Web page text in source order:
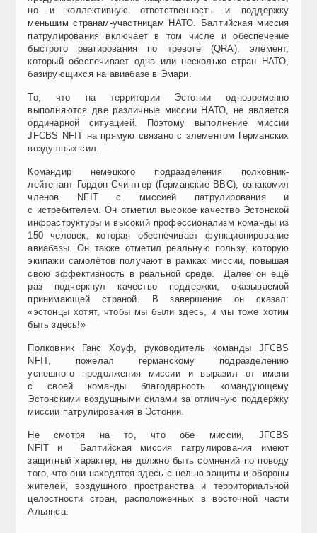
но и коллективную ответственность и поддержку
меньшим странам-участницам НАТО.
Балтийская миссия
патрулирования включает в том числе иобеспечение
быстрого реагирования по тревоге (QRA), элемент,
который обеспечивает одна или несколько стран НАТО,
базирующихся на авиабазе в Эмари.
То, что на территории Эстонии одновременно
выполняются две различные миссии НАТО, не является
ординарной ситуацией.
Поэтому выполнение миссии
JFCBS NFIT на прямую связано с элементом Германских
воздушных сил.
Командир немецкого подразделения полковник-
лейтенант Гордон Счинтгер (Германские ВВС), ознакомил
членов NFIT с миссией патрулирования и
с истребителем . Он отметил высокое качество Эстонской
инфраструктуры и высокий профессионализм команды из
150 человек, которая обеспечивает функционирование
авиабазы. Он также отметил реальную пользу,
которую
экипажи самолётов получают в рамках миссии, повышая
свою эффективность в реальной среде. Далее он ещё
раз подчеркнул качество поддержки, оказываемой
принимающей страной. В завершение он сказал:
«эстонцы хотят, чтобы мы были здесь, и мы тоже хотим
быть здесь!»
Полковник Ганс Хоуф, руководитель команды JFCBS
NFIT, пожелал германскому подразделению
успешного продолжения миссии и выразил от имени
ссвоей команды благодарность командующему
Эстонскими воздушными силами за отличную поддержку
миссии патрулирования в Эстонии.
Не смотря на то, что обе миссии , JFCBS
NFIT и
Балтийская миссия патрулирования имеют
защитный характер, не должно быть сомнений по поводу
того, что они находятся здесь с целью защиты и обороны
жителей, воздушного пространства и территориальной
целостности стран, расположенных в восточной части
Альянса.